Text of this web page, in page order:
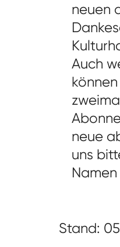
neuen
Auch
neue
uns
Stand: